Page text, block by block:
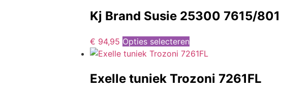
Kj Brand Susie 25300 7615/801
€ 94,95 Opties selecteren
Exelle tuniek Trozoni 7261FL